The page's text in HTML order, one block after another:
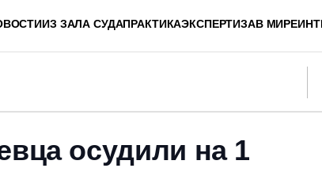
ИЗ ЗАЛА СУДАПРАКТИКАЭКСПЕРТИЗАВ МИРЕ
осудили на 1